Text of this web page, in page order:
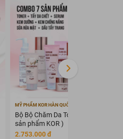
MỸ PHẨM KOR HÀN QUỐC
Bộ Bộ Chăm Da Toàn Diện KOR ( 7
sản phẩm KOR )
2.753.000 đ